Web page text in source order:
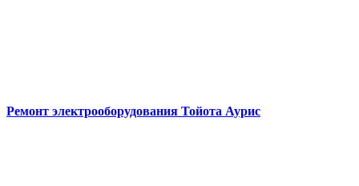
Ремонт электрооборудования Тойота Аурис